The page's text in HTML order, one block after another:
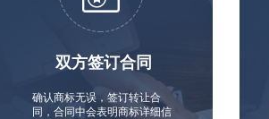
双方签订合同
确认商标无误，签订转让合
同，合同中会表明商标详细信